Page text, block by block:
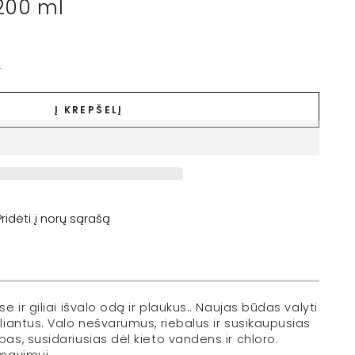
ml
Į KREPŠELĮ
į norų sąrašą
ir giliai išvalo odą ir plaukus.. Naujas būdas valyti
Valo nešvarumus, riebalus ir susikaupusias
susidariusias dėl kieto vandens ir chloro.